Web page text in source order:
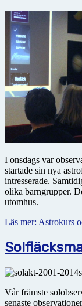
I onsdags var
startade sin nya
intresserade.
olika barngrupper.
utomhus.
Läs mer: Astrokurs
Vår främste
senaste